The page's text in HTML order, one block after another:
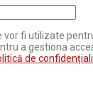
vor fi utilizate
a gestiona
de